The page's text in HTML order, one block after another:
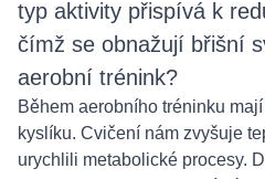
typ aktivity přispívá k
čímž se obnažují břišní
aerobní trénink?
Během aerobního tréninku
kyslíku. Cvičení nám zvyšuje
urychlili metabolické procesy.